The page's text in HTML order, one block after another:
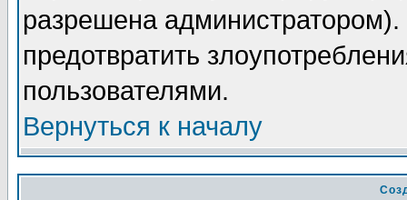
разрешена
предотвратить
пользователями.
Вернуться к началу